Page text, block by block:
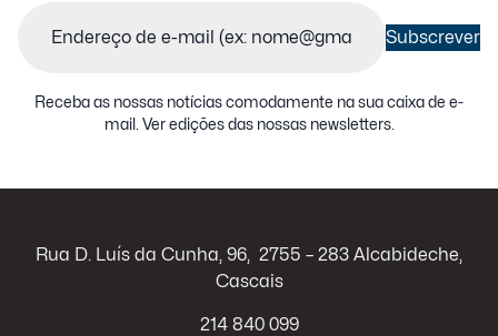
Subscrever
Receba as nossas notícias comodamente na sua caixa de e-
mail. Ver edições das nossas newsletters.
Rua D. Luís da Cunha, 96, 2755 – 283 Alcabideche,
Cascais
214 840 099